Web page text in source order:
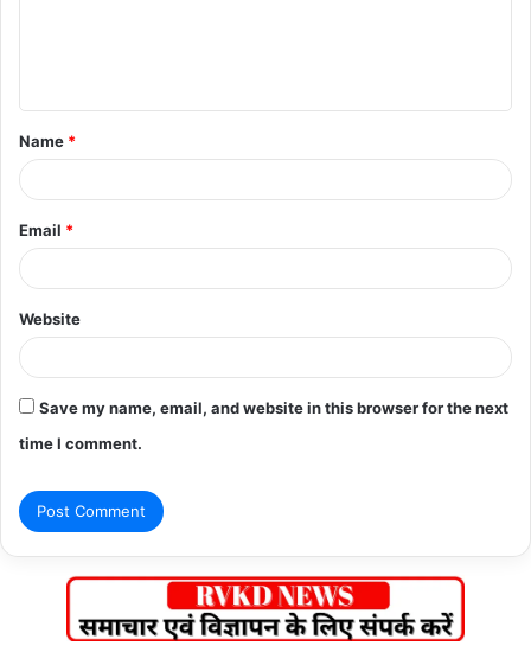
t
*
Name *
Email *
Website
Save my name, email, and website in this browser for the next
time I comment.